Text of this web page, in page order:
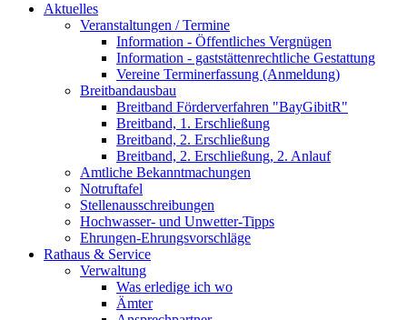
Aktuelles
Veranstaltungen / Termine
Information - Öffentliches Vergnügen
Information - gaststättenrechtliche Gestattung
Vereine Terminerfassung (Anmeldung)
Breitbandausbau
Breitband Förderverfahren "BayGibitR"
Breitband, 1. Erschließung
Breitband, 2. Erschließung
Breitband, 2. Erschließung, 2. Anlauf
Amtliche Bekanntmachungen
Notruftafel
Stellenausschreibungen
Hochwasser- und Unwetter-Tipps
Ehrungen-Ehrungsvorschläge
Rathaus & Service
Verwaltung
Was erledige ich wo
Ämter